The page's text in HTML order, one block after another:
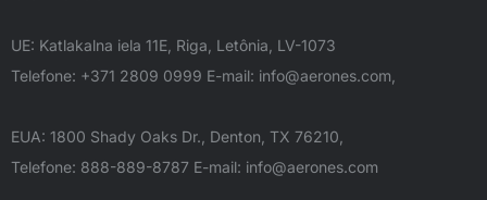
UE: Katlakalna iela 11E, Riga, Letônia, LV-1073
Telefone: +371 2809 0999 E-mail: info@aerones.com
EUA: 1800 Shady Oaks Dr., Denton, TX 76210,
Telefone: 888-889-8787 E-mail: info@aerones.com